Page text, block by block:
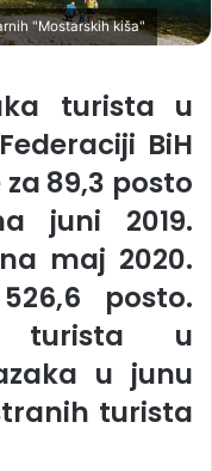
"Mostarskih kiša"
turista u
BiH
za 89,3 posto
juni 2019.
maj 2020.
posto.
turista u
u junu
turista